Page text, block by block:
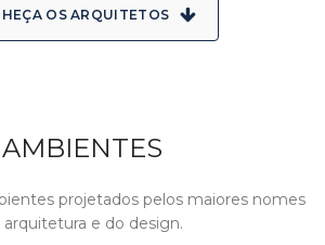
OS ARQUITETOS
AMBIENTES
projetados pelos maiores nomes
arquitetura e do design.